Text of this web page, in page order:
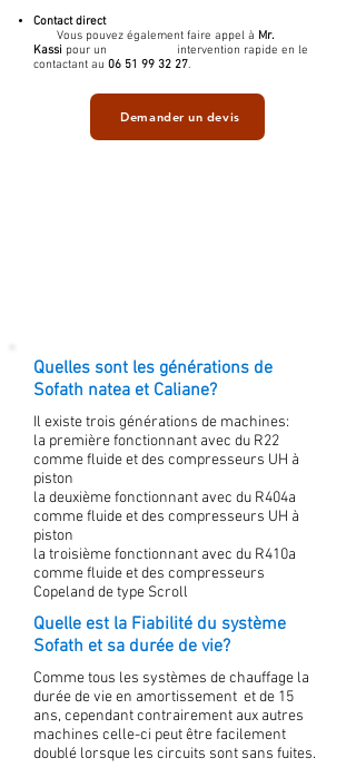
Contact direct
Vous pouvez également faire appel à Mr.
Kassi pour un intervention rapide en le
contactant au 06 51 99 32 27.
Demander un devis
Quelles sont les générations de
Sofath natea et Caliane?
Il existe trois générations de machines:
la première fonctionnant avec du R22
comme fluide et des compresseurs UH à
piston
la deuxième fonctionnant avec du R404a
comme fluide et des compresseurs UH à
piston
la troisième fonctionnant avec du R410a
comme fluide et des compresseurs
Copeland de type Scroll
Quelle est la Fiabilité du système
Sofath et sa durée de vie?
Comme tous les systèmes de chauffage la
durée de vie en amortissement et de 15
ans, cependant contrairement aux autres
machines celle-ci peut être facilement
doublé lorsque les circuits sont sans fuites.